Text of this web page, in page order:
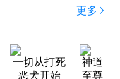
更多
一切从打死
恶犬开始
神道
至尊